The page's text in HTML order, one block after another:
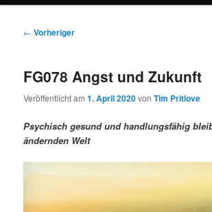
r
m
ä
r
e
u
n
d
B
t
a
s
n
a
v
g
← Vorheriger
FG078 Angst und Zukunft
Veröffentlicht am1. April 2020vonTim Pritlove
Psychisch gesund und handlungsfähig
ändernden Welt